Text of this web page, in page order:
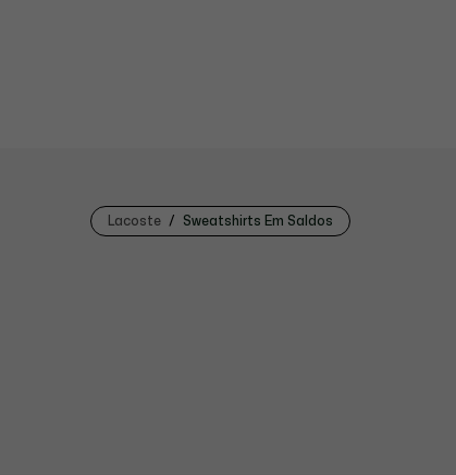
Lacoste Sweatshirts Em Saldos